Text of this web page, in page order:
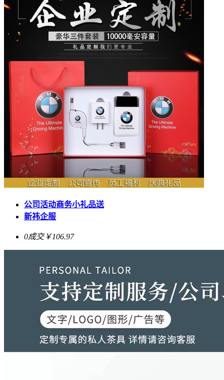
公司活动商务小礼品送
新祎企服
0成交￥106.97